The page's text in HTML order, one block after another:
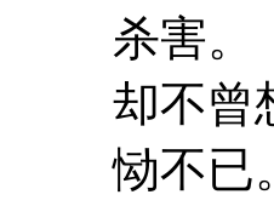
杀害。
却不曾
恸不已